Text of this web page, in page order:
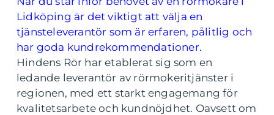
Lidköping är det viktigt att välja en
tjänsteleverantör som är erfaren, pålitlig och
har goda kundrekommendationer.
Hindens Rör har etablerat sig som en
ledande leverantör av rörmokeritjänster i
regionen, med ett starkt engagemang för
kvalitetsarbete och kundnöjdhet. Oavsett om